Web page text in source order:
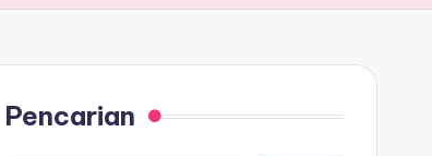
Pencarian